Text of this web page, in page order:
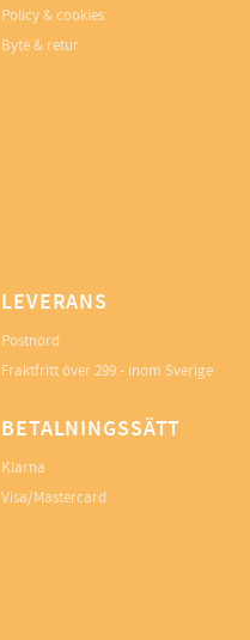
Policy & cookies
Byte & retur
LEVERANS
Postnord
Fraktfritt över 299.- inom Sverige
BETALNINGSSÄTT
Klarna
Visa/Mastercard